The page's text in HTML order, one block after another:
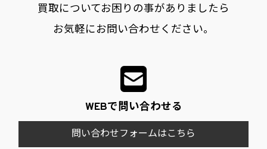
買取についてお困りの事がありましたら
お気軽にお問い合わせください。
WEBで問い合わせる
問い合わせフォームはこちら